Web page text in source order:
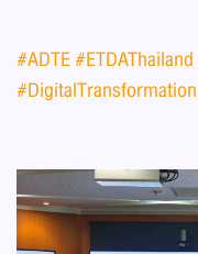
#ADTE#ETDAThailand
#DigitalTransformation